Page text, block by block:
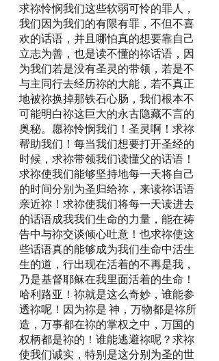
求祢怜悯我们这些软弱可怜的罪人，
我们因为我们的有限有罪，不但不喜
欢的话语，并且哪怕真的想要靠自己
立志为善，也是读不懂的祢话语，因
为我们若是没有圣灵的带领，若是不
与主同行去经历祢的大能，若不真正
地被祢换掉那铁石心肠，我们根本不
可能明白祢这巨大的永古隐藏不言的
奥秘。愿祢怜悯我们！圣灵啊！求祢
帮助我们！每当我们想要打开圣经的
时候，求祢带领我们读懂父的话语！
求祢使我们能够坚持地每一天将自己
的时间分别为圣归给祢，来读祢话语
亲近祢！求祢使我们将每一天读进去
的话语成我我们生命的力量，能在祷
告中与祢交谈倾心吐意！也求祢使这
些话语真的能够成为我们生命中活生
生的道，行出现在活着的不再是我，
乃是基督耶稣在我里面活着的生命！
哈利路亚！祢就是这么奇妙，谁能参
透祢呢！因为祢是 神，万物都是祢所
造，万事都在祢的掌权之中，万国的
权柄都是祢的！谁能逃避祢呢？求祢
使我们诚实，特别是这分别为圣的世